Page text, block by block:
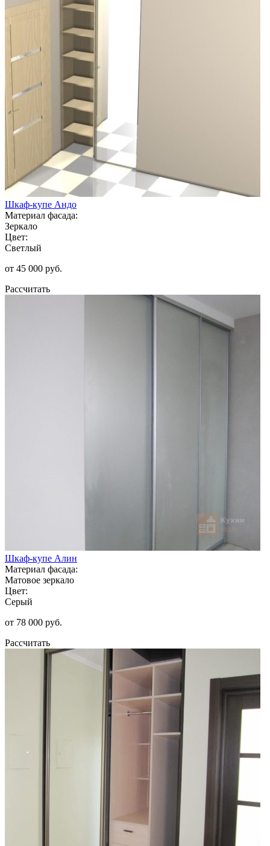
Шкаф-купе Андо
Материал фасада:
Зеркало
Цвет:
Светлый
от 45 000 руб.
Рассчитать
Шкаф-купе Алин
Материал фасада:
Матовое зеркало
Цвет:
Серый
от 78 000 руб.
Рассчитать